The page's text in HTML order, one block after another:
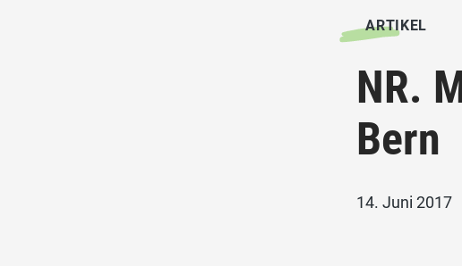
ARTIKEL
NR.
Bern
14. Juni 2017